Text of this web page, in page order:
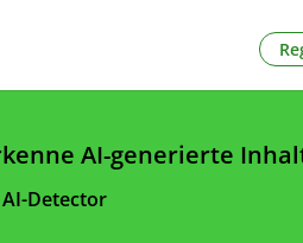
AI-generierte
AI-Detector